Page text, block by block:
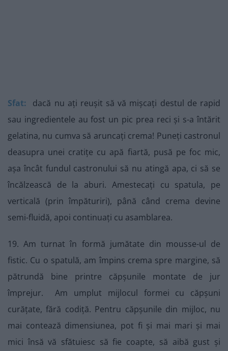
Sfat:
dacă nu ați reușit să vă mișcați destul de rapid
sau ingredientele au fost un pic prea reci și s-a întărit
gelatina, nu cumva să aruncați crema! Puneți castronul
deasupra unei cratițe cu apă fiartă, pusă pe foc mic,
așa încât fundul castronului să nu atingă apa, ci să se
încălzească de la aburi. Amestecați cu spatula, pe
verticală (prin împăturiri), până când crema devine
semi-fluidă, apoi continuați cu asamblarea.
19. Am turnat în formă jumătate din mousse-ul de
fistic. Cu o spatulă, am împins crema spre margine, să
pătrundă bine printre căpșunile montate de jur
împrejur. Am umplut mijlocul formei cu căpșuni
curățate, fără codiță. Pentru căpșunile din mijloc, nu
mai contează dimensiunea, pot fi și mai mari și mai
mici însă vă sfătuiesc să fie coapte, să aibă gust și